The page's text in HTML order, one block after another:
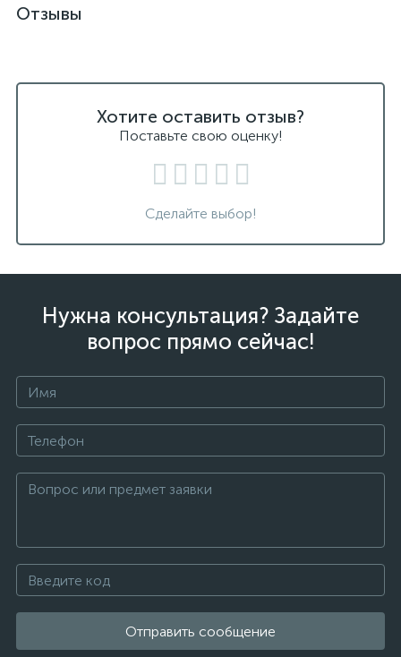
Отзывы
Хотите оставить отзыв?
Поставьте свою оценку!
Сделайте выбор!
Нужна консультация? Задайте
вопрос прямо сейчас!
Отправить сообщение